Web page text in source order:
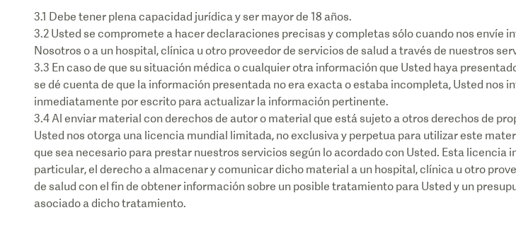
3.1 Debe tener plena capacidad jurídica y ser mayor de 18 años.
3.2 Usted se compromete a hacer declaraciones precisas y completas sólo cuando nos envíe
Nosotros o a un hospital, clínica u otro proveedor de servicios de salud a través de nuestros
3.3 En caso de que su situación médica o cualquier otra información que Usted haya
se dé cuenta de que la información presentada no era exacta o estaba incompleta, Usted nos
inmediatamente por escrito para actualizar la información pertinente.
3.4 Al enviar material con derechos de autor o material que está sujeto a otros derechos de
Usted nos otorga una licencia mundial limitada, no exclusiva y perpetua para utilizar este
que sea necesario para prestar nuestros servicios según lo acordado con Usted. Esta licencia
particular, el derecho a almacenar y comunicar dicho material a un hospital, clínica u otro
de salud con el fin de obtener información sobre un posible tratamiento para Usted y un
asociado a dicho tratamiento.